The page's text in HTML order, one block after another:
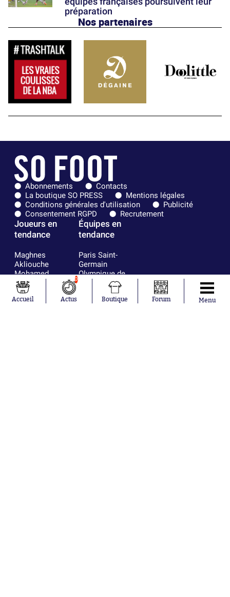
préparation
Nos partenaires
Abonnements
Contacts
La boutique SO PRESS
Mentions légales
Conditions générales d'utilisation
Publicité
Consentement RGPD
Recrutement
Joueurs en
tendance
Maghnes
Akliouche
Mohamed
Salah
Lionel Messi
Ferrán Torres
Équipes en
tendance
Paris Saint-
Germain
Olympique de
Marseille
Real Madrid
FIFA
Accueil
0
Actus Boutique Forum Menu